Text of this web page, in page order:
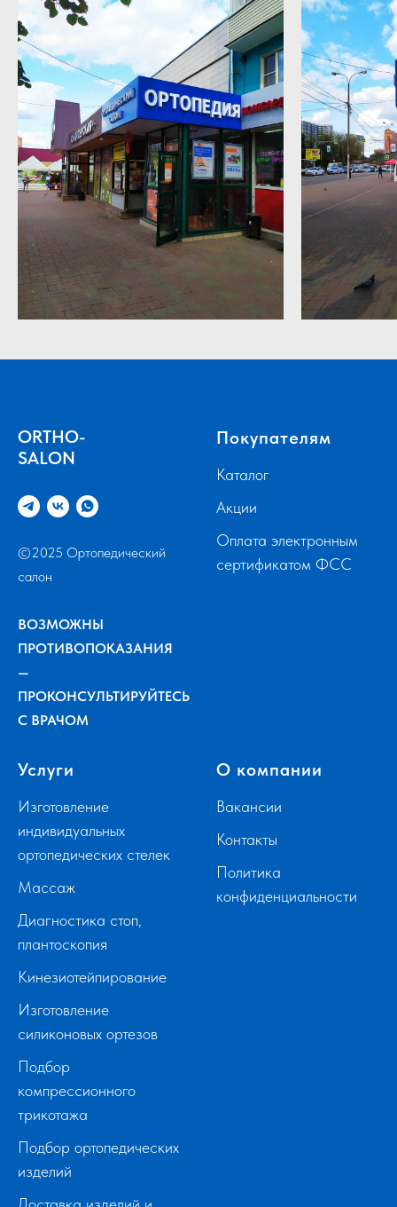
ORTHO-
SALON
©2025 Ортопедический
салон
ВОЗМОЖНЫ
ПРОТИВОПОКАЗАНИЯ
—
ПРОКОНСУЛЬТИРУЙТЕСЬ
С ВРАЧОМ
Покупателям
Каталог
Акции
Оплата электронным
сертификатом ФСС
Услуги
Изготовление
индивидуальных
ортопедических стелек
Массаж
Диагностика стоп,
плантоскопия
Кинезиотейпирование
Изготовление
силиконовых ортезов
Подбор
компрессионного
трикотажа
Подбор ортопедических
изделий
О компании
Вакансии
Контакты
Политика
конфиденциальности